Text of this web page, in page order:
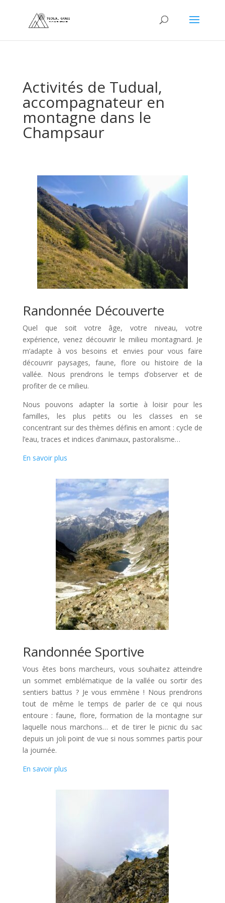
Activités de Tudual,
accompagnateur en
montagne dans le
Champsaur
Randonnée Découverte
Quel que soit votre âge, votre niveau, votre
expérience, venez découvrir le milieu montagnard. Je
m’adapte à vos besoins et envies pour vous faire
découvrir paysages, faune, flore ou histoire de la
vallée. Nous prendrons le temps d’observer et de
profiter de ce milieu.
Nous pouvons adapter la sortie à loisir pour les
familles, les plus petits ou les classes en se
concentrant sur des thèmes définis en amont : cycle de
l’eau, traces et indices d’animaux, pastoralisme…
En savoir plus
Randonnée Sportive
Vous êtes bons marcheurs, vous souhaitez atteindre
un sommet emblématique de la vallée ou sortir des
sentiers battus ? Je vous emmène ! Nous prendrons
tout de même le temps de parler de ce qui nous
entoure : faune, flore, formation de la montagne sur
laquelle nous marchons… et de tirer le picnic du sac
depuis un joli point de vue si nous sommes partis pour
la journée.
En savoir plus